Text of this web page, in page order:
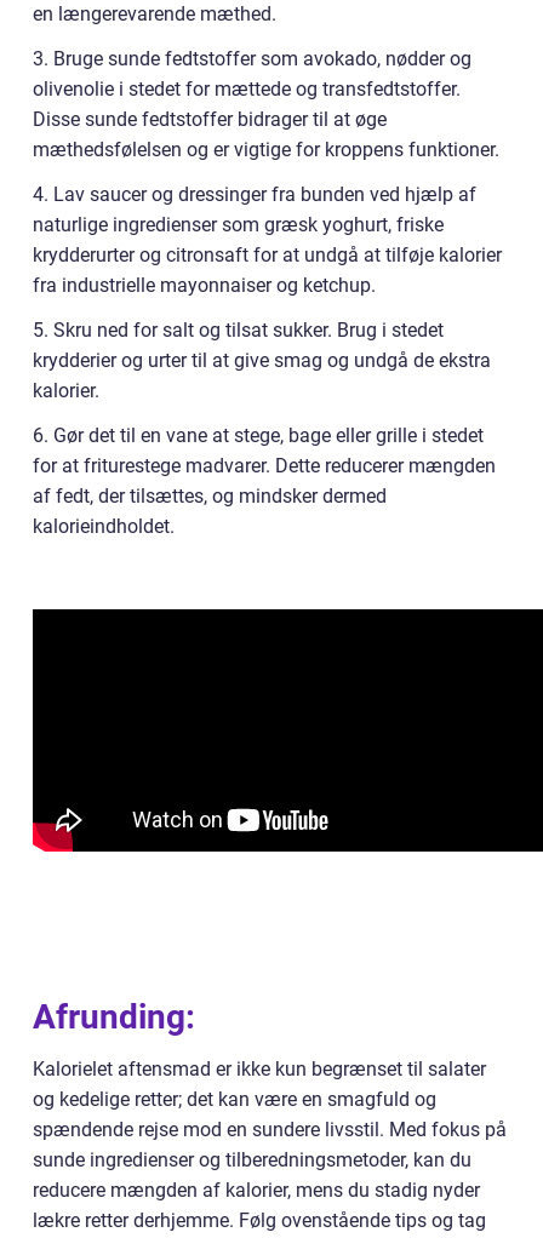
en længerevarende mæthed.
3. Bruge sunde fedtstoffer som avokado, nødder og
olivenolie i stedet for mættede og transfedtstoffer.
Disse sunde fedtstoffer bidrager til at øge
mæthedsfølelsen og er vigtige for kroppens funktioner.
4. Lav saucer og dressinger fra bunden ved hjælp af
naturlige ingredienser som græsk yoghurt, friske
krydderurter og citronsaft for at undgå at tilføje kalorier
fra industrielle mayonnaiser og ketchup.
5. Skru ned for salt og tilsat sukker. Brug i stedet
krydderier og urter til at give smag og undgå de ekstra
kalorier.
6. Gør det til en vane at stege, bage eller grille i stedet
for at friturestege madvarer. Dette reducerer mængden
af fedt, der tilsættes, og mindsker dermed
kalorieindholdet.
Afrunding:
Kalorielet aftensmad er ikke kun begrænset til salater
og kedelige retter; det kan være en smagfuld og
spændende rejse mod en sundere livsstil. Med fokus på
sunde ingredienser og tilberedningsmetoder, kan du
reducere mængden af kalorier, mens du stadig nyder
lækre retter derhjemme. Følg ovenstående tips og tag